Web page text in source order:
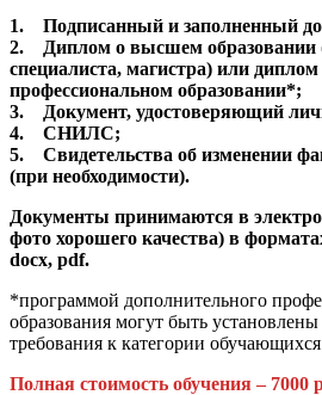
1. Подписанный и заполненный
2. Диплом о высшем образовании
специалиста, магистра) или диплом
профессиональном образовании*;
3. Документ, удостоверяющий
4. СНИЛС;
5. Свидетельства об изменении
(при необходимости).
Документы принимаются в
фото хорошего качества) в
docx, pdf.
*программой дополнительного
образования могут быть
требования к категории
Полная стоимость обучения – 7000